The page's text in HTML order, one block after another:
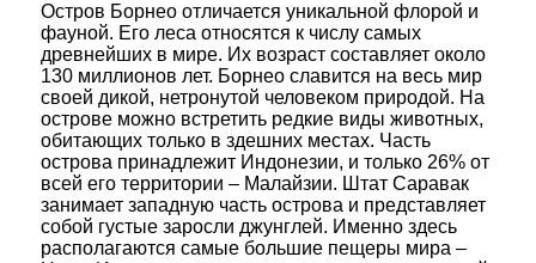
Остров Борнео отличается уникальной флорой и
фауной. Его леса относятся к числу самых
древнейших в мире. Их возраст составляет около
130 миллионов лет. Борнео славится на весь мир
своей дикой, нетронутой человеком природой. На
острове можно встретить редкие виды животных,
обитающих только в здешних местах. Часть
острова принадлежит Индонезии, и только 26% от
всей его территории – Малайзии. Штат Саравак
занимает западную часть острова и представляет
собой густые заросли джунглей. Именно здесь
располагаются самые большие пещеры мира –